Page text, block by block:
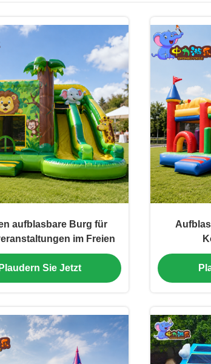
aufblasbare Burg für
im Freien
Plaudern Sie Jetzt